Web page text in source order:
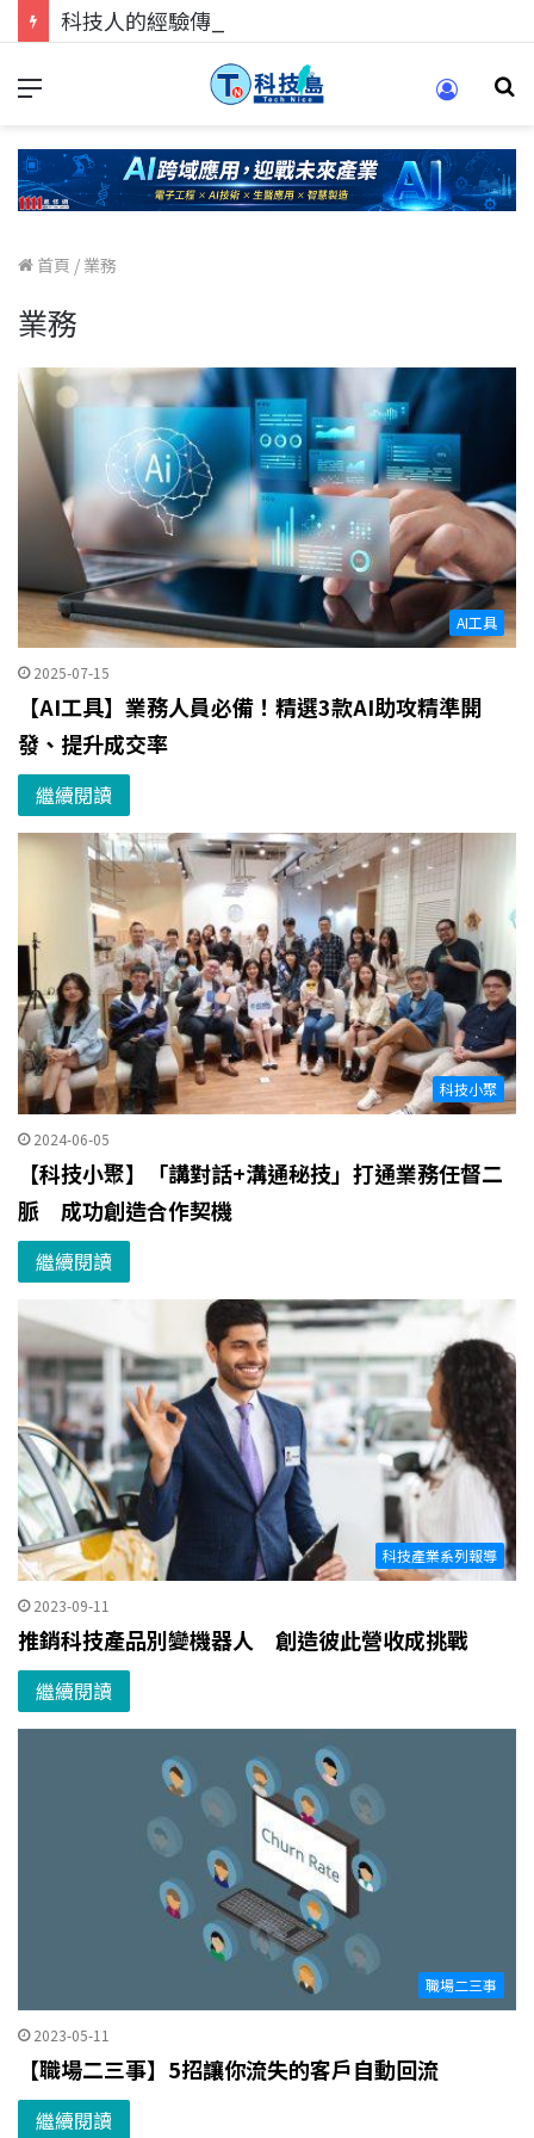
首頁 /業務
業務
AI工具
2025-07-15
【AI工具】業務人員必備！精選3款AI助攻精準開
發、提升成交率
繼續閱讀
科技小聚
2024-06-05
【科技小聚】「講對話+溝通秘技」打通業務任督二
脈 成功創造合作契機
繼續閱讀
科技產業系列報導
2023-09-11
推銷科技產品別變機器人 創造彼此營收成挑戰
繼續閱讀
職場二三事
2023-05-11
【職場二三事】5招讓你流失的客戶自動回流
繼續閱讀